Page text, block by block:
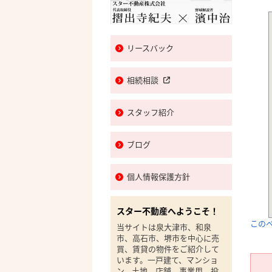
この
リースバック
相続相談
スタッフ紹介
ブログ
個人情報保護方針
スター不動産へようこそ！
当サイトは泉大津市、和泉
市、高石市、堺市を中心に売
買、賃貸の物件をご紹介して
います。一戸建て、マンショ